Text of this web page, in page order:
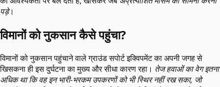
पड़े।
विमानों को नुकसान कैसे पहुंचा?
विमानों को नुकसान पहुंचाने वाले ग्राउंड सपोर्ट इक्विपमेंट का अपनी जगह से
खिसकना ही इस दुर्घटना का मुख्य और सीधा कारण रहा। तेज हवाओं का वेग इतना
अधिक था कि वह इन भारी-भरकम उपकरणों को भी स्थिर नहीं रख सका, जो